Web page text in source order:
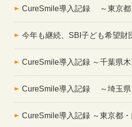
CureSmile導入記録 ～東京都
今年も継続、SBI子ども希望財
CureSmile導入記録 ～千葉県
CureSmile導入記録 ～埼玉県
CureSmile導入記録 ～東京都・